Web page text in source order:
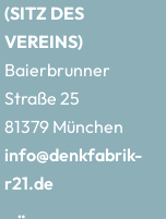
(SITZ DES
VEREINS)
Baierbrunner
Straße 25
81379 München
info@denkfabrik-
r21.de